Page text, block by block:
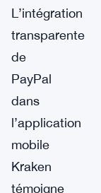
L’intégration
transparente
de
PayPal
dans
l’application
mobile
Kraken
témoigne